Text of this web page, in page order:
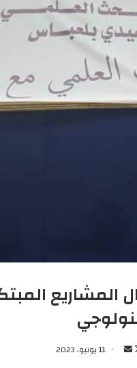
ت
11 يونيو، 2023